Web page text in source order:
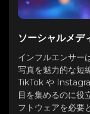
ソーシャルメデ
インフルエンサー
写真を魅力的な短
TikTok や
目を集めるのに役
フトウェアを必要